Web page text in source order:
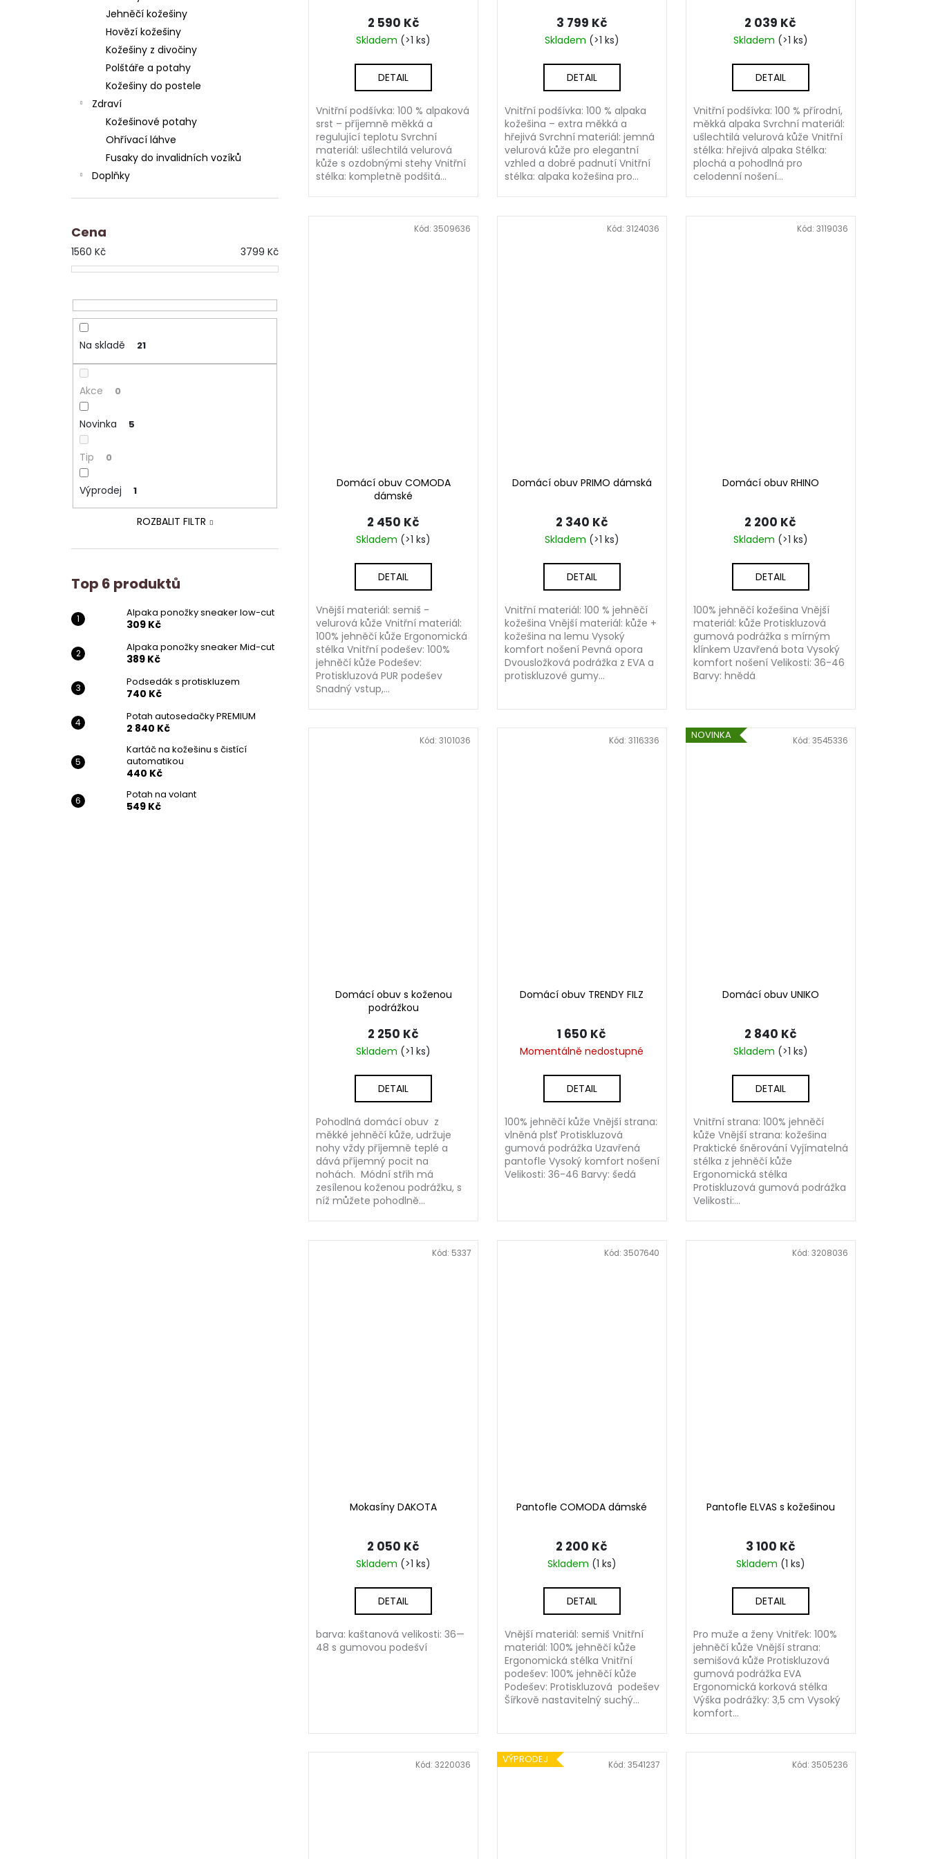
Jehněčí kožešiny
Hovězí kožešiny
Kožešiny z divočiny
Polštáře a potahy
Kožešiny do postele
Zdraví
Kožešinové potahy
Ohřívací láhve
Fusaky do invalidních vozíků
Doplňky
Cena
1560 Kč 3799 Kč
Na skladě 21
Akce 0
Novinka 5
Tip 0
Výprodej 1
ROZBALIT FILTR
Top 6 produktů
Alpaka ponožky sneaker low-cut
309 Kč
Alpaka ponožky sneaker Mid-cut
389 Kč
Podsedák s protiskluzem
740 Kč
Potah autosedačky PREMIUM
2 840 Kč
Kartáč na kožešinu s čistící
automatikou
440 Kč
Potah na volant
549 Kč
Skladem (>1 ks)
2 590 Kč
DETAIL
Vnitřní podšívka: 100 % alpaková
srst – příjemně měkká a
regulující teplotu Svrchní
materiál: ušlechtilá velurová
kůže s ozdobnými stehy Vnitřní
stélka: kompletně podšitá...
Skladem (>1 ks)
3 799 Kč
DETAIL
Vnitřní podšívka: 100 % alpaka
kožešina – extra měkká a
hřejivá Svrchní materiál: jemná
velurová kůže pro elegantní
vzhled a dobré padnutí Vnitřní
stélka: alpaka kožešina pro...
Skladem (>1 ks)
2 039 Kč
DETAIL
Vnitřní podšívka: 100 % přírodní,
měkká alpaka Svrchní materiál:
ušlechtilá velurová kůže Vnitřní
stélka: hřejivá alpaka Stélka:
plochá a pohodlná pro
celodenní nošení...
Domácí obuv COMODA
dámské
Skladem (>1 ks)
2 450 Kč
DETAIL
Vnější materiál: semiš -
velurová kůže Vnitřní materiál:
100% jehněčí kůže Ergonomická
stélka Vnitřní podešev: 100%
jehněčí kůže Podešev:
Protiskluzová PUR podešev
Snadný vstup,...
Kód:3509636
Domácí obuv PRIMO dámská
Skladem (>1 ks)
2 340 Kč
DETAIL
Vnitřní materiál: 100 % jehněčí
kožešina Vnější materiál: kůže +
kožešina na lemu Vysoký
komfort nošení Pevná opora
Dvousložková podrážka z EVA a
protiskluzové gumy...
Kód: 3124036
Domácí obuv RHINO
Skladem (>1 ks)
2 200 Kč
DETAIL
100% jehněčí kožešina Vnější
materiál: kůže Protiskluzová
gumová podrážka s mírným
klínkem Uzavřená bota Vysoký
komfort nošení Velikosti: 36-46
Barvy: hnědá
Kód: 3119036
Domácí obuv s koženou
podrážkou
Skladem (>1 ks)
2 250 Kč
DETAIL
Pohodlná domácí obuv z
měkké jehněčí kůže, udržuje
nohy vždy příjemně teplé a
dává příjemný pocit na
nohách. Módní střih má
zesílenou koženou podrážku, s
níž můžete pohodlně...
Kód:3101036
Domácí obuv TRENDY FILZ
Momentálně nedostupné
1 650 Kč
DETAIL
100% jehněčí kůže Vnější strana:
vlněná plsť Protiskluzová
gumová podrážka Uzavřená
pantofle Vysoký komfort nošení
Velikosti: 36-46 Barvy: šedá
Kód: 3116336 NOVINKA
Domácí obuv UNIKO
Skladem (>1 ks)
2 840 Kč
DETAIL
Vnitřní strana: 100% jehněčí
kůže Vnější strana: kožešina
Praktické šněrování Vyjímatelná
stélka z jehněčí kůže
Ergonomická stélka
Protiskluzová gumová podrážka
Velikosti:...
Kód: 3545336
Mokasíny DAKOTA
Skladem (>1 ks)
2 050 Kč
DETAIL
barva: kaštanová velikosti: 36—
48 s gumovou podešví
Kód: 5337
Pantofle COMODA dámské
Skladem (1 ks)
2 200 Kč
DETAIL
Vnější materiál: semiš Vnitřní
materiál: 100% jehněčí kůže
Ergonomická stélka Vnitřní
podešev: 100% jehněčí kůže
Podešev: Protiskluzová podešev
Šířkově nastavitelný suchý...
Kód: 3507640
Pantofle ELVAS s kožešinou
Skladem (1 ks)
3 100 Kč
DETAIL
Pro muže a ženy Vnitřek: 100%
jehněčí kůže Vnější strana:
semišová kůže Protiskluzová
gumová podrážka EVA
Ergonomická korková stélka
Výška podrážky: 3,5 cm Vysoký
komfort...
Kód: 3208036
Kód:3220036 VÝPRODEJ Kód: 3541237 Kód: 3505236